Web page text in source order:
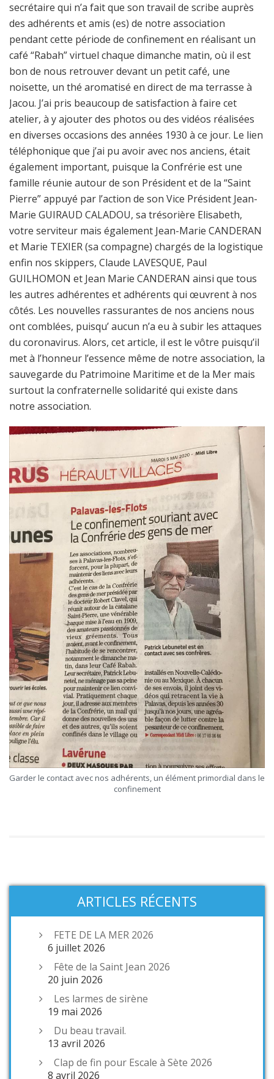
secrétaire qui n’a fait que son travail de scribe auprès
des adhérents et amis (es) de notre association
pendant cette période de confinement en réalisant un
café “Rabah” virtuel chaque dimanche matin, où il est
bon de nous retrouver devant un petit café, une
noisette, un thé aromatisé en direct de ma terrasse à
Jacou. J’ai pris beaucoup de satisfaction à faire cet
atelier, à y ajouter des photos ou des vidéos réalisées
en diverses occasions des années 1930 à ce jour. Le lien
téléphonique que j’ai pu avoir avec nos anciens, était
également important, puisque la Confrérie est une
famille réunie autour de son Président et de la “Saint
Pierre” appuyé par l’action de son Vice Président Jean-
Marie GUIRAUD CALADOU, sa trésorière Elisabeth,
votre serviteur mais également Jean-Marie CANDERAN
et Marie TEXIER (sa compagne) chargés de la logistique
enfin nos skippers, Claude LAVESQUE, Paul
GUILHOMON et Jean Marie CANDERAN ainsi que tous
les autres adhérentes et adhérents qui œuvrent à nos
côtés. Les nouvelles rassurantes de nos anciens nous
ont comblées, puisqu’ aucun n’a eu à subir les attaques
du coronavirus. Alors, cet article, il est le vôtre puisqu’il
met à l’honneur l’essence même de notre association, la
sauvegarde du Patrimoine Maritime et de la Mer mais
surtout la confraternelle solidarité qui existe dans
notre association.
Garder le contact avec nos adhérents, un élément primordial dans le
confinement
ARTICLES RÉCENTS
FETE DE LA MER 2026
6 juillet 2026
Fête de la Saint Jean 2026
20 juin 2026
Les larmes de sirène
19 mai 2026
Du beau travail.
13 avril 2026
Clap de fin pour Escale à Sète 2026
8 avril 2026